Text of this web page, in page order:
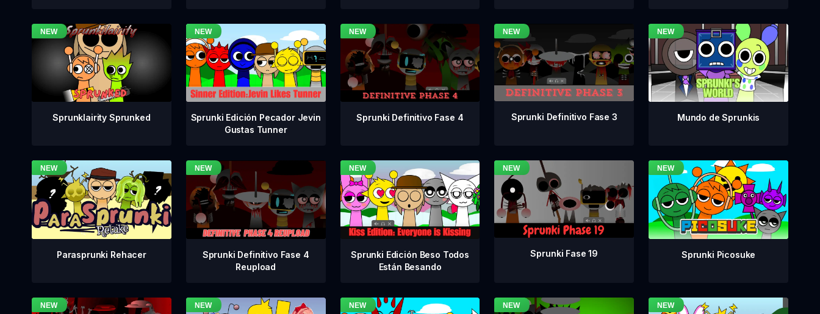
Sprunklairity Sprunked
Sprunki Edición Pecador Jevin
Gustas Tunner
Sprunki Definitivo Fase 4 Sprunki Definitivo Fase 3 Mundo de Sprunkis
Parasprunki Rehacer
Sprunki Definitivo Fase 4
Reupload
Sprunki Edición Beso Todos
Están Besando
Sprunki Fase 19 Sprunki Picosuke